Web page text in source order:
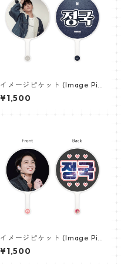
イメージピケット (Image Pic
ket) うちわ - ジョングク (JU
NGKOOK_20)
¥1,500
イメージピケット (Image Pic
ket) うちわ - ジョングク (JU
NGKOOK_09)
¥1,500